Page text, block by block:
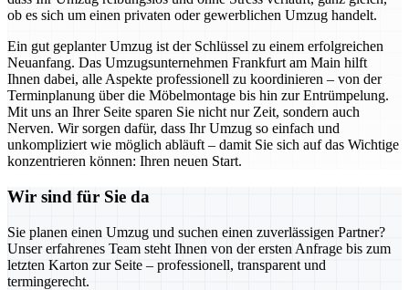
ob es sich um einen privaten oder gewerblichen Umzug handelt.
Ein gut geplanter Umzug ist der Schlüssel zu einem erfolgreichen
Neuanfang. Das Umzugsunternehmen Frankfurt am Main hilft
Ihnen dabei, alle Aspekte professionell zu koordinieren – von der
Terminplanung über die Möbelmontage bis hin zur Entrümpelung.
Mit uns an Ihrer Seite sparen Sie nicht nur Zeit, sondern auch
Nerven. Wir sorgen dafür, dass Ihr Umzug so einfach und
unkompliziert wie möglich abläuft – damit Sie sich auf das Wichtige
konzentrieren können: Ihren neuen Start.
Wir sind für Sie da
Sie planen einen Umzug und suchen einen zuverlässigen Partner?
Unser erfahrenes Team steht Ihnen von der ersten Anfrage bis zum
letzten Karton zur Seite – professionell, transparent und
termingerecht.